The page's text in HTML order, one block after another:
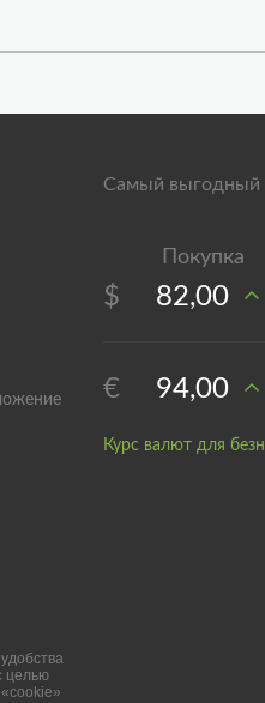
целью
Самый выгодный
$ 82,00
€ 94,00
Курс валют для